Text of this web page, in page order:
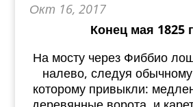
Окт 16, 2017
Конец мая 1825
На мосту через Фиббио
налево, следуя
которому привыкли: